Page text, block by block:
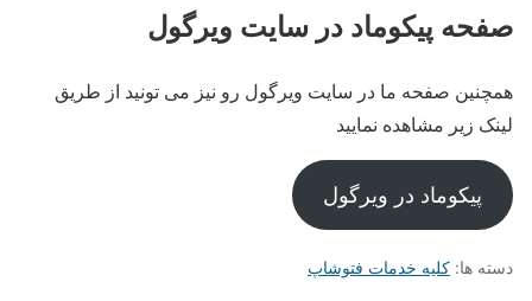
صفحه پیکوماد در سایت ویرگول
همچنین صفحه ما در سایت ویرگول رو نیز می تونید از طریق
لینک زیر مشاهده نمایید
پیکوماد در ویرگول
دسته ها: کلیه خدمات فتوشاپ